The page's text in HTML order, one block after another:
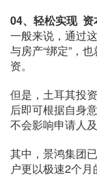
04、 轻松实现 资
一般来说，通过
与房产“绑定”，
资。
但是，土耳其投
后即可根据自身
不会影响申请人
其中，景鸿集团
户更以极速2个月